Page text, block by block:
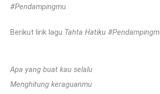
#Pendampingmu.
Berikut lirik lagu Tahta Hatiku
Apa yang buat kau selalu
Menghitung keraguanmu